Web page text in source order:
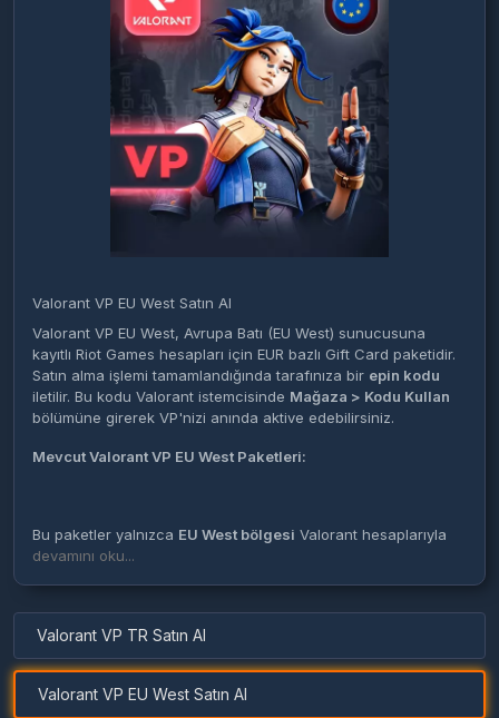
Valorant VP EU West Satın Al
Valorant VP EU West, Avrupa Batı (EU West) sunucusuna
kayıtlı Riot Games hesapları için EUR bazlı Gift Card paketidir.
Satın alma işlemi tamamlandığında tarafınıza bir epin kodu
iletilir. Bu kodu Valorant istemcisinde Mağaza > Kodu Kullan
bölümüne girerek VP'nizi anında aktive edebilirsiniz.
Mevcut Valorant VP EU West Paketleri:
Bu paketler yalnızca EU West bölgesi Valorant hesaplarıyla
uyumludur. Türkiye hesabı kullananlar için
devamını oku...
Valorant VP TR Satın Al
Valorant VP EU West Satın Al